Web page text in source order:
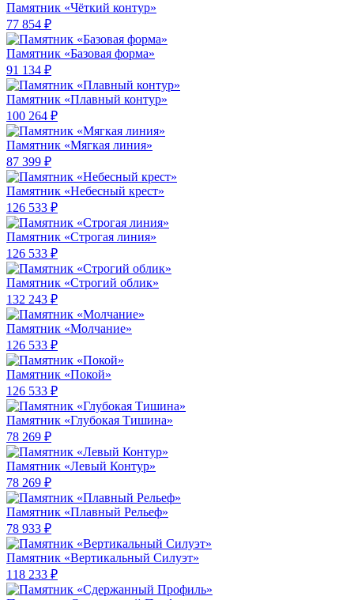
Памятник «Чёткий контур»
77 854 ₽
Памятник «Базовая форма»
91 134 ₽
Памятник «Плавный контур»
100 264 ₽
Памятник «Мягкая линия»
87 399 ₽
Памятник «Небесный крест»
126 533 ₽
Памятник «Строгая линия»
126 533 ₽
Памятник «Строгий облик»
132 243 ₽
Памятник «Молчание»
126 533 ₽
Памятник «Покой»
126 533 ₽
Памятник «Глубокая Тишина»
78 269 ₽
Памятник «Левый Контур»
78 269 ₽
Памятник «Плавный Рельеф»
78 933 ₽
Памятник «Вертикальный Силуэт»
118 233 ₽